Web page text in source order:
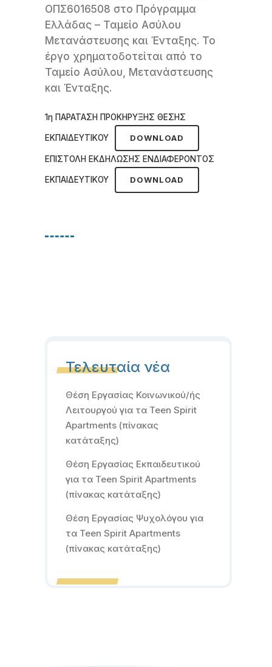
ΟΠΣ6016508 στο Πρόγραμμα
Ελλάδας – Ταμείο Ασύλου
Μετανάστευσης και Ένταξης. Το
έργο χρηματοδοτείται από το
Ταμείο Ασύλου, Μετανάστευσης
και Ένταξης.
1η ΠΑΡΑΤΑΣΗ ΠΡΟΚΗΡΥΞΗΣ ΘΕΣΗΣ
ΕΚΠΑΙΔΕΥΤΙΚΟΥ DOWNLOAD
ΕΠΙΣΤΟΛΗ ΕΚΔΗΛΩΣΗΣ ΕΝΔΙΑΦΕΡΟΝΤΟΣ
ΕΚΠΑΙΔΕΥΤΙΚΟΥ DOWNLOAD
Τελευταία νέα
Θέση Εργασίας Κοινωνικού/ής
Λειτουργού για τα Teen Spirit
Apartments (πίνακας
κατάταξης)
Θέση Εργασίας Εκπαιδευτικού
για τα Teen Spirit Apartments
(πίνακας κατάταξης)
Θέση Εργασίας Ψυχολόγου για
τα Teen Spirit Apartments
(πίνακας κατάταξης)